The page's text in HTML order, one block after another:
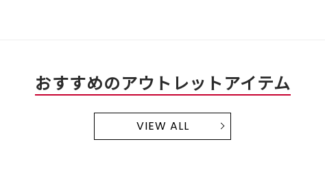
おすすめのアウトレットアイテム
VIEW ALL